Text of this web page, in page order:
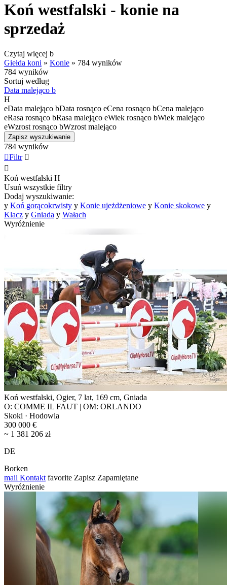
Koń westfalski - konie na
sprzedaż
Czytaj więcej b
Giełda koni » Konie » 784 wyników
784 wyników
Sortuj według
Data malejąco b
H
eData malejąco bData rosnąco eCena rosnąco bCena malejąco
eRasa rosnąco bRasa malejąco eWiek rosnąco bWiek malejąco
eWzrost rosnąco bWzrost malejąco
Zapisz wyszukiwanie
784 wyników
Filtr 

Koń westfalski H
Usuń wszystkie filtry
Dodaj wyszukiwanie:
y Koń gorącokrwisty y Konie ujeżdżeniowe y Konie skokowe y
Klacz y Gniada y Wałach
Wyróżnienie
Koń westfalski, Ogier, 7 lat, 169 cm, Gniada
O: COMME IL FAUT | OM: ORLANDO
Skoki · Hodowla
300 000 €
~ 1 381 206 zł
DE
Borken
mail Kontakt favorite Zapisz Zapamiętane
Wyróżnienie